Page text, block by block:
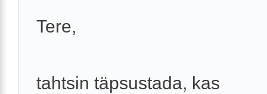
Tere,
tahtsin täpsustada, kas